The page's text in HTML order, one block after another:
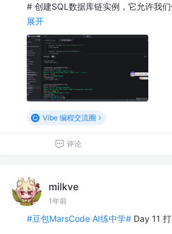
# 创建SQL数据库链实例，它允许我
展开
Vibe 编程交流圈
评论
milkve
1年前
#豆包MarsCode AI练中学# Day 11